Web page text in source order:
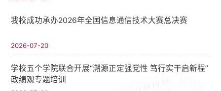
我校成功承办2026年全国信息通信技术大赛总决赛
2026-07-20
学校五个学院联合开展“溯源正定强党性 笃行实干启新程”
政绩观专题培训